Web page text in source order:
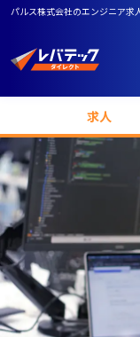
パルス株式会社のエンジニア求
求人